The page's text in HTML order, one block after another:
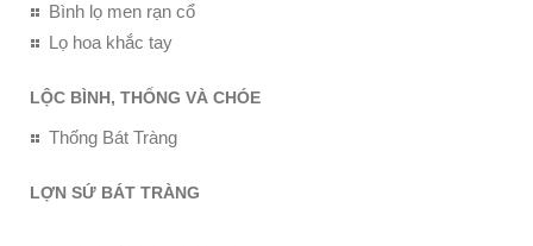
Bình lọ men rạn cổ
Lọ hoa khắc tay
LỘC BÌNH, THỐNG VÀ CHÓE
Thống Bát Tràng
LỢN SỨ BÁT TRÀNG